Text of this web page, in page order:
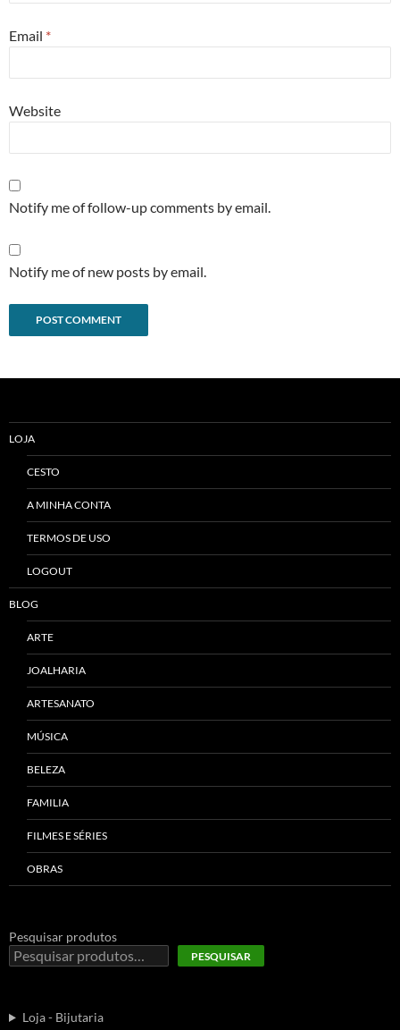
Email *
Website
Notify me of follow-up comments by email.
Notify me of new posts by email.
LOJA
CESTO
A MINHA CONTA
TERMOS DE USO
LOGOUT
BLOG
ARTE
JOALHARIA
ARTESANATO
MÚSICA
BELEZA
FAMILIA
FILMES E SÉRIES
OBRAS
Pesquisar produtos
PESQUISAR
Loja - Bijutaria